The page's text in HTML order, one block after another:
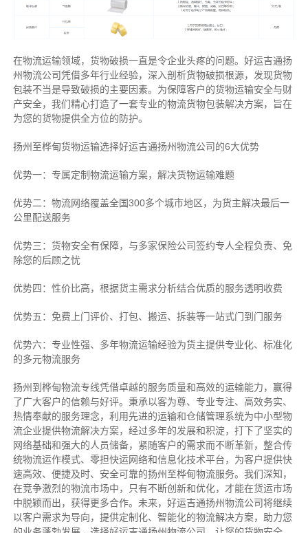
在物流运输领域，货物破损一直是令企业头疼的问题。好运吉通扬
州物流公司凭借多年行业经验，深入剖析货物破损根源，发现货物
包装不当是导致破损的主要因素。为保障客户的货物运输安全与财
产安全，我们精心打造了一套专业的物流货物包装解决方案，旨在
为您的货物提供全方位的防护。
扬州至桦甸货物运输选择好运吉通扬州物流公司的6大优势
优势一：专属定制物流运输方案，解决货物运输难题
优势二：物流网络覆盖全国300多个城市地区，为货主解决最后一
公里配送服务
优势三：货物安全有保障，与多家保险公司签约专人全程负责、免
除您的后顾之忧
优势四：性价比高，根据货主需求分析结合优质的服务透明收费
优势五：免费上门评价、打包、搬运、拆装等一站式门到门服务
优势六：专业性强、多年物流运输经验为货主提供专业化、标准化
的多元物流服务
扬州到桦甸物流专线凭借卓越的服务质量和高效的运输能力，赢得
了广大客户的信赖与好评。 秉承以客为尊、专业专注、高效务实、
热情奉献的服务理念，利用先进的运输和仓储管理系统为中小型物
流企业提供物流解决方案，经过多年的发展和积淀，打下了坚实的
网络基础和强大的人员储备，紧随客户的需求而不断革新，整合传
统物流运作模式、零担快运网络和信息化技术平台，为客户提供快
速高效、便捷及时、安全可靠的扬州至桦甸物流服务。 我们深知，
在竞争激烈的物流市场中，只有不断创新和优化，才能在货运市场
中脱颖而出，获得更多合作。 未来，好运吉通扬州物流公司将继续
以客户需求为导向，提供定制化、智能化的物流解决方案，助力您